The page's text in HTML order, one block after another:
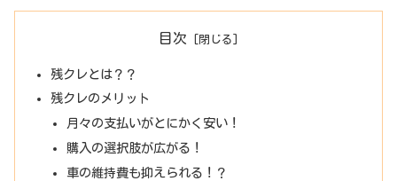
目次
残クレとは？？
残クレのメリット
月々の支払いがとにかく安い！
購入の選択肢が広がる！
車の維持費も抑えられる！？